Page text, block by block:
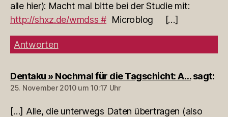
alle hier): Macht mal bitte bei der Studie mit:
http://shxz.de/wmdss # Microblog […]
Antworten
Dentaku » Nochmal für die Tagschicht: A… sagt:
25. November 2010 um 10:17 Uhr
[…] Alle, die unterwegs Daten übertragen (also